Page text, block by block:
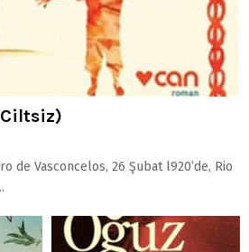
de Vasconcelos, 26 Şubat l920’de, Rio